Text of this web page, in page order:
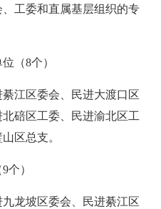
工委和直属基层组织的专
（8个）
江区委会、民进大渡口区
碚区工委、民进渝北区工
区总支。
个）
龙坡区委会、民进綦江区